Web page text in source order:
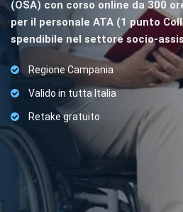
(OSA) con corso online da 300
per il personale ATA (1 punto
spendibile nel settore socio-
Regione Campania
Valido in tutta Italia
Retake gratuito